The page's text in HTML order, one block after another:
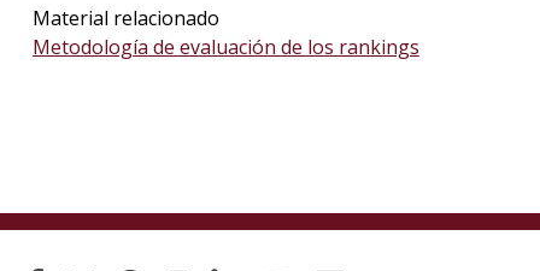
Material relacionado
Metodología de evaluación de los rankings